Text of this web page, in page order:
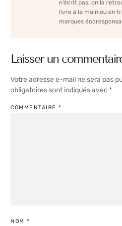
n’écrit pas, on la
livre à la main ou en
marques
Laisser un
Votre adresse e-mail ne sera pas
obligatoires sont indiqués avec *
COMMENTAIRE *
NOM *